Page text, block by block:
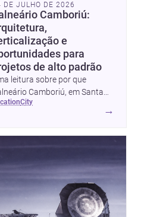
DE JULHO DE 2026
Camboriú:
e
para
de alto padrão
leitura sobre por que
Camboriú, em Santa
virou referência em
city
→